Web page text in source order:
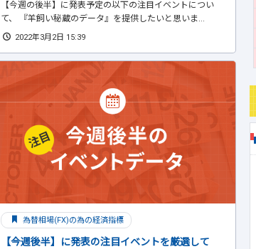
【今週の後半】に発表予定の以下の注目イベントについ
て、 『羊飼い秘蔵のデータ』を提供したいと思いま...
2022年3月2日 15:39
為替相場(FX)の為の経済指標
【今週後半】に発表の注目イベントを厳選して